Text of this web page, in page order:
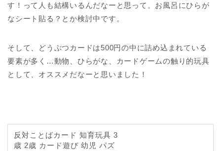
す！って人も結構いるんだなーと思って。お風呂にひらが
なシート貼る？とか検討中です。
そして、どうぶつカードは500円の中に詰め込まれている
要素が多く…動物、ひらがな、カードゲームの触り的玩具
として、オススメだなーと思いました！
反対ことばカード 知育玩具 3
歳 2歳 カード遊び 幼児 パズ